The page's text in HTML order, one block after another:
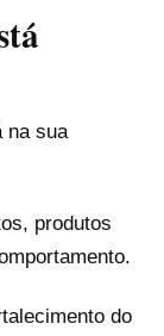
na sua
produtos
do